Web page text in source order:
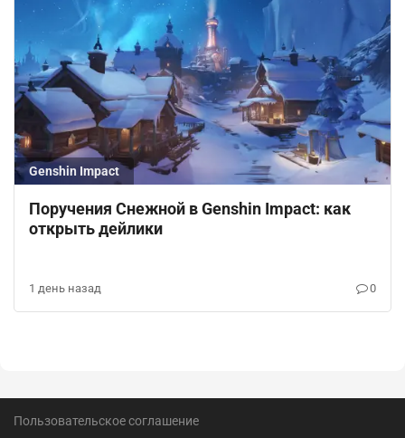
Genshin Impact
Поручения Снежной в Genshin Impact: как
открыть дейлики
1 день назад 0
Пользовательское соглашение